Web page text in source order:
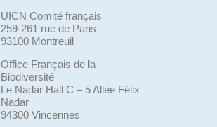
UICN Comité français
259-261 rue de Paris
93100 Montreuil
Office Français de la
Biodiversité
Le Nadar Hall C – 5 Allée Félix
Nadar
94300 Vincennes